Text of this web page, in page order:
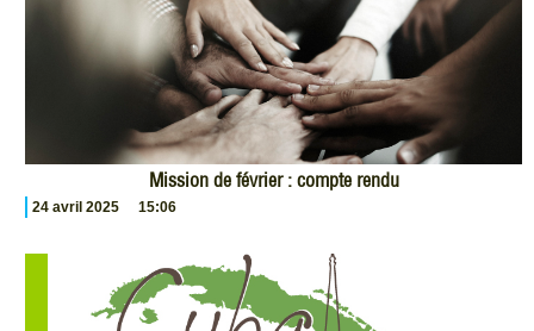
Mission de février : compte rendu
24 avril 2025 15:06